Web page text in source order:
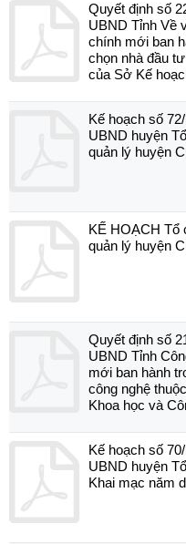
Quyết định số
UBND Tỉnh Về
chính mới ban
chọn nhà đầu
của Sở Kế
Kế hoạch số
UBND huyện
quản lý huyện
KẾ HOẠCH Tổ
quản lý huyện
Quyết định số
UBND Tỉnh
mới ban hành
công nghệ
Khoa học và
Kế hoạch số
UBND huyện
Khai mạc năm